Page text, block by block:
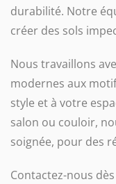
durabilité. Notre
créer des sols
Nous travaillons
modernes aux
style et à votre
salon ou couloir,
soignée, pour des
Contactez-nous